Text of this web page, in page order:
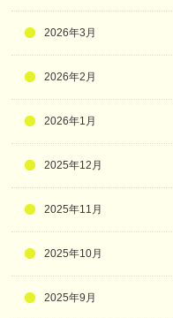
2026年3月
2026年2月
2026年1月
2025年12月
2025年11月
2025年10月
2025年9月